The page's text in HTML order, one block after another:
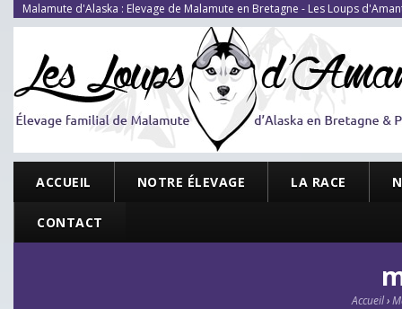
Malamute d'Alaska : Elevage de Malamute en Bretagne - Les Loups
ACCUEIL NOTRE ÉLEVAGE LA RACE
CONTACT
Accueil ›